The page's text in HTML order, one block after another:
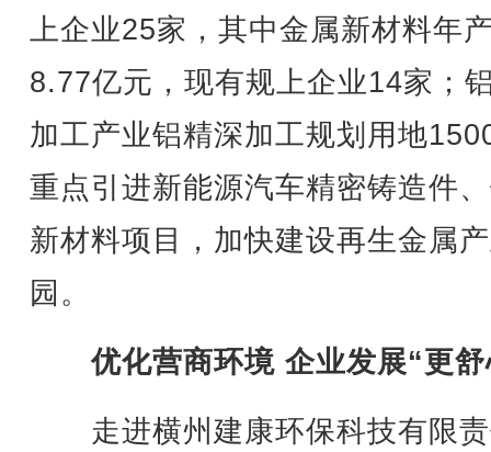
上企业25家，其中金属新材料年
8.77亿元，现有规上企业14家；
加工产业铝精深加工规划用地
重点引进新能源汽车精密铸造件
新材料项目，加快建设再生金属
园。
优化营商环境 企业发展“更
走进横州建康环保科技有限